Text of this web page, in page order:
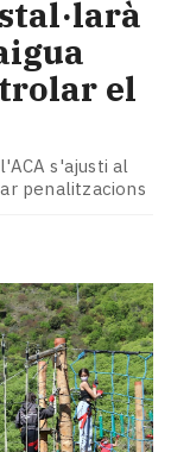
el
s'ajusti al
penalitzacions